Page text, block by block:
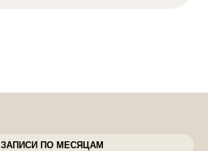
ЗАПИСИ ПО МЕСЯЦАМ